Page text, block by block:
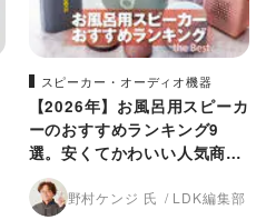
スピーカー・オーディオ機器
【2026年】お風呂用スピーカ
ーのおすすめランキング9
選。安くてかわいい人気商品
をLDKとプロが比較
野村ケンジ 氏 LDK編集部